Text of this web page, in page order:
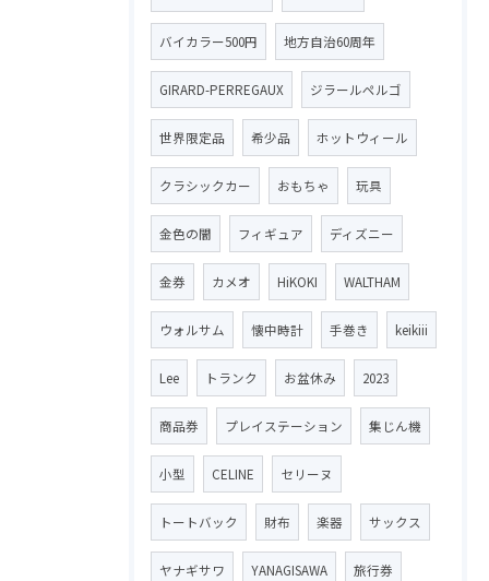
バイカラー500円 地方自治60周年
GIRARD-PERREGAUX ジラールペルゴ
世界限定品 希少品 ホットウィール
クラシックカー おもちゃ 玩具
金色の闇 フィギュア ディズニー
金券 カメオ HiKOKI WALTHAM
ウォルサム 懐中時計 手巻き keikiii
Lee トランク お盆休み 2023
商品券 プレイステーション 集じん機
小型 CELINE セリーヌ
トートバック 財布 楽器 サックス
ヤナギサワ YANAGISAWA 旅行券